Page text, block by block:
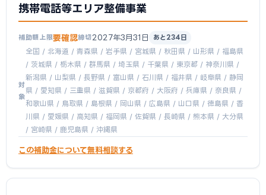
携帯電話等エリア整備事業
補助額上限要確認締切 2027年3月31日 あと234日
対
象
全国 / 北海道 / 青森県 / 岩手県 / 宮城県 / 秋田県 / 山形県 / 福島県
/ 茨城県 / 栃木県 / 群馬県 / 埼玉県 / 千葉県 / 東京都 / 神奈川県 /
新潟県 / 山梨県 / 長野県 / 富山県 / 石川県 / 福井県 / 岐阜県 / 静岡
県 / 愛知県 / 三重県 / 滋賀県 / 京都府 / 大阪府 / 兵庫県 / 奈良県 /
和歌山県 / 鳥取県 / 島根県 / 岡山県 / 広島県 / 山口県 / 徳島県 / 香
川県 / 愛媛県 / 高知県 / 福岡県 / 佐賀県 / 長崎県 / 熊本県 / 大分県
/ 宮崎県 / 鹿児島県 / 沖縄県
この補助金について無料相談する